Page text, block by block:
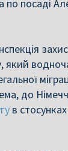
по посаді
який
до
в